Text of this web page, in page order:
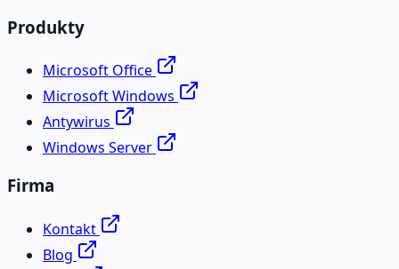
Produkty
Microsoft Office
Microsoft Windows
Antywirus
Windows Server
Firma
Kontakt
Blog